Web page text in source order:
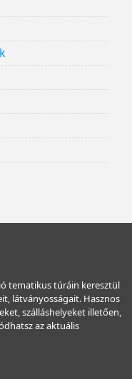
tematikus túráin keresztül
látványosságait. Hasznos
szálláshelyeket illetően,
az aktuális